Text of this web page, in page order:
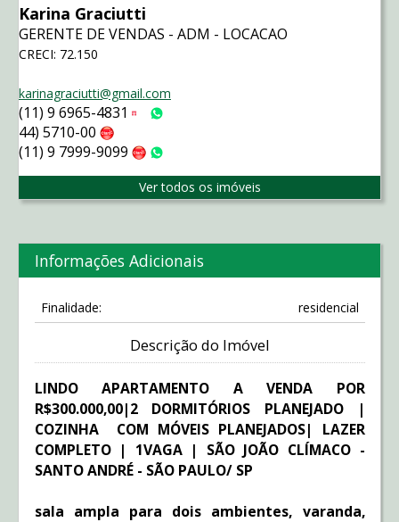
Karina Graciutti
GERENTE DE VENDAS - ADM - LOCACAO
CRECI: 72.150
karinagraciutti@gmail.com
(11) 9 6965-4831 Tim
44) 5710-00
(11) 9 7999-9099 Claro
Ver todos os imóveis
Informações Adicionais
Finalidade: residencial
Descrição do Imóvel
LINDO APARTAMENTO A VENDA POR
R$300.000,00|2 DORMITÓRIOS PLANEJADO |
COZINHA COM MÓVEIS PLANEJADOS| LAZER
COMPLETO | 1VAGA | SÃO JOÃO CLÍMACO -
SANTO ANDRÉ - SÃO PAULO/ SP
sala ampla para dois ambientes, varanda,